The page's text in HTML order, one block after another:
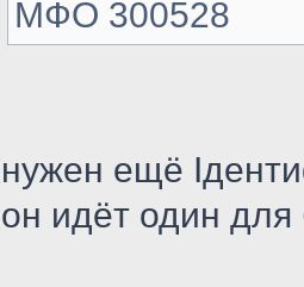
МФО 300528
нужен ещё
он идёт один для